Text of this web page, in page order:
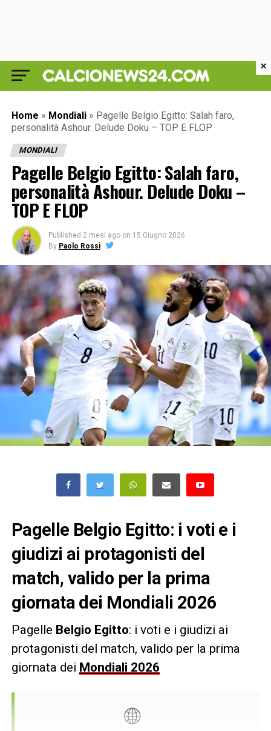
Home » Mondiali » Pagelle Belgio Egitto: Salah faro,
personalità Ashour. Delude Doku – TOP E FLOP
MONDIALI
Pagelle Belgio Egitto: Salah faro,
personalità Ashour. Delude Doku –
TOP E FLOP
Published 2 mesi ago on 15 Giugno 2026
By Paolo Rossi
Pagelle Belgio Egitto: i voti e i
giudizi ai protagonisti del
match, valido per la prima
giornata dei Mondiali 2026
Pagelle Belgio Egitto: i voti e i giudizi ai
protagonisti del match, valido per la prima
giornata dei Mondiali 2026
🌐
×